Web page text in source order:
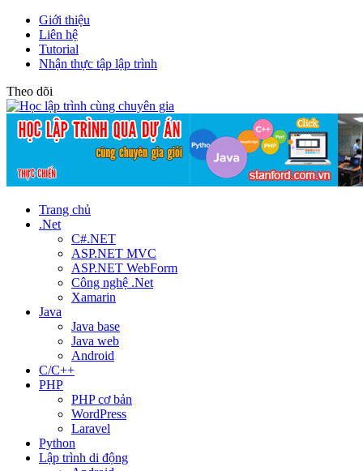
Giới thiệu
Liên hệ
Tutorial
Nhận thực tập lập trình
Theo dõi
Trang chủ
.Net
C#.NET
ASP.NET MVC
ASP.NET WebForm
Công nghệ .Net
Xamarin
Java
Java base
Java web
Android
C/C++
PHP
PHP cơ bản
WordPress
Laravel
Python
Lập trình di động